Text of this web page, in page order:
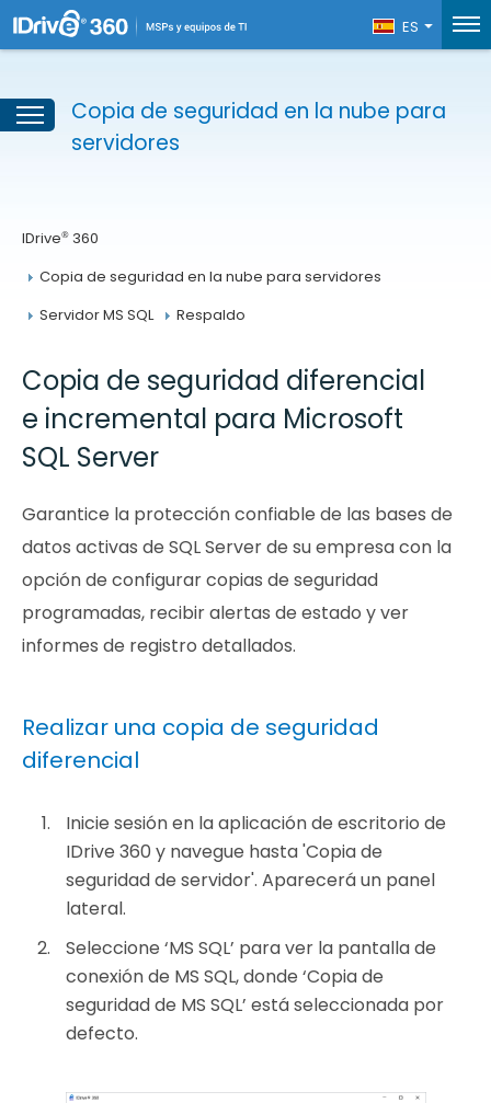
ES
Copia de seguridad en la nube para
servidores
IDrive® 360
Copia de seguridad en la nube para servidores
Servidor MS SQL
Respaldo
Copia de seguridad diferencial
e incremental para Microsoft
SQL Server
Garantice la protección confiable de las bases de
datos activas de SQL Server de su empresa con la
opción de configurar copias de seguridad
programadas, recibir alertas de estado y ver
informes de registro detallados.
Realizar una copia de seguridad
diferencial
Inicie sesión en la aplicación de escritorio de
IDrive 360 y navegue hasta 'Copia de
seguridad de servidor'. Aparecerá un panel
lateral.
Seleccione ‘MS SQL’ para ver la pantalla de
conexión de MS SQL, donde ‘Copia de
seguridad de MS SQL’ está seleccionada por
defecto.